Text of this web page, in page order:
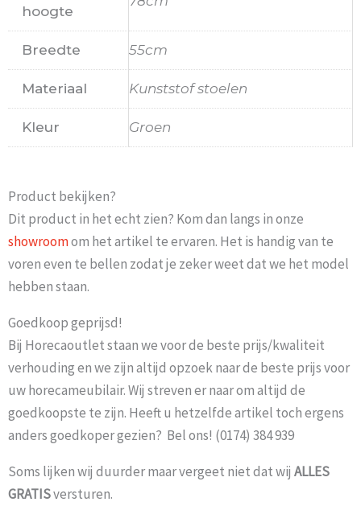
hoogte
Breedte 55cm
Materiaal Kunststof stoelen
Kleur Groen
Product bekijken?
Dit product in het echt zien? Kom dan langs in onze
showroomom het artikel te ervaren. Het is handig van te
voren even te bellen zodat je zeker weet dat we het model
hebben staan.
Goedkoop geprijsd!
Bij Horecaoutlet staan we voor de beste prijs/kwaliteit
verhouding en we zijn altijd opzoek naar de beste prijs voor
uw horecameubilair. Wij streven er naar om altijd de
goedkoopste te zijn. Heeft u hetzelfde artikel toch ergens
anders goedkoper gezien? Bel ons! (0174) 384 939
Soms lijken wij duurder maar vergeet niet dat wij ALLES
GRATISversturen.